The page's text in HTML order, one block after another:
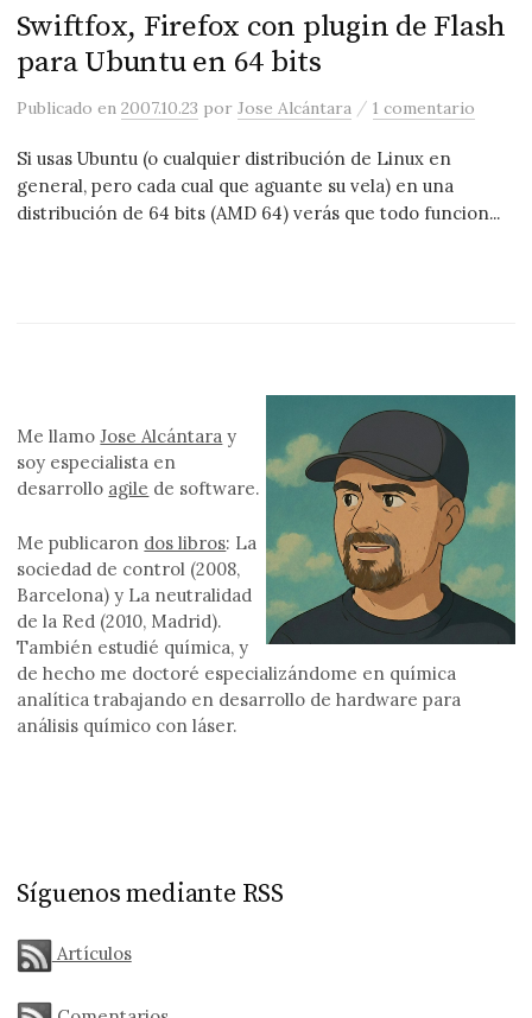
Swiftfox, Firefox con plugin de Flash
para Ubuntu en 64 bits
Publicadoen2007.10.23 porJose Alcántara /1 comentario
Si usas Ubuntu (o cualquier distribución de Linux en
general, pero cada cual que aguante su vela) en una
distribución de 64 bits (AMD 64) verás que todo funcion...
Me llamoJose Alcántara y
soy especialista en
desarrollo agile de software.
Me publicaron dos libros: La
sociedad de control (2008,
Barcelona) y La neutralidad
de la Red (2010, Madrid).
También estudié química, y
de hecho me doctoré especializándome en química
analítica trabajando en desarrollo de hardware para
análisis químico con láser.
Síguenos mediante RSS
Artículos